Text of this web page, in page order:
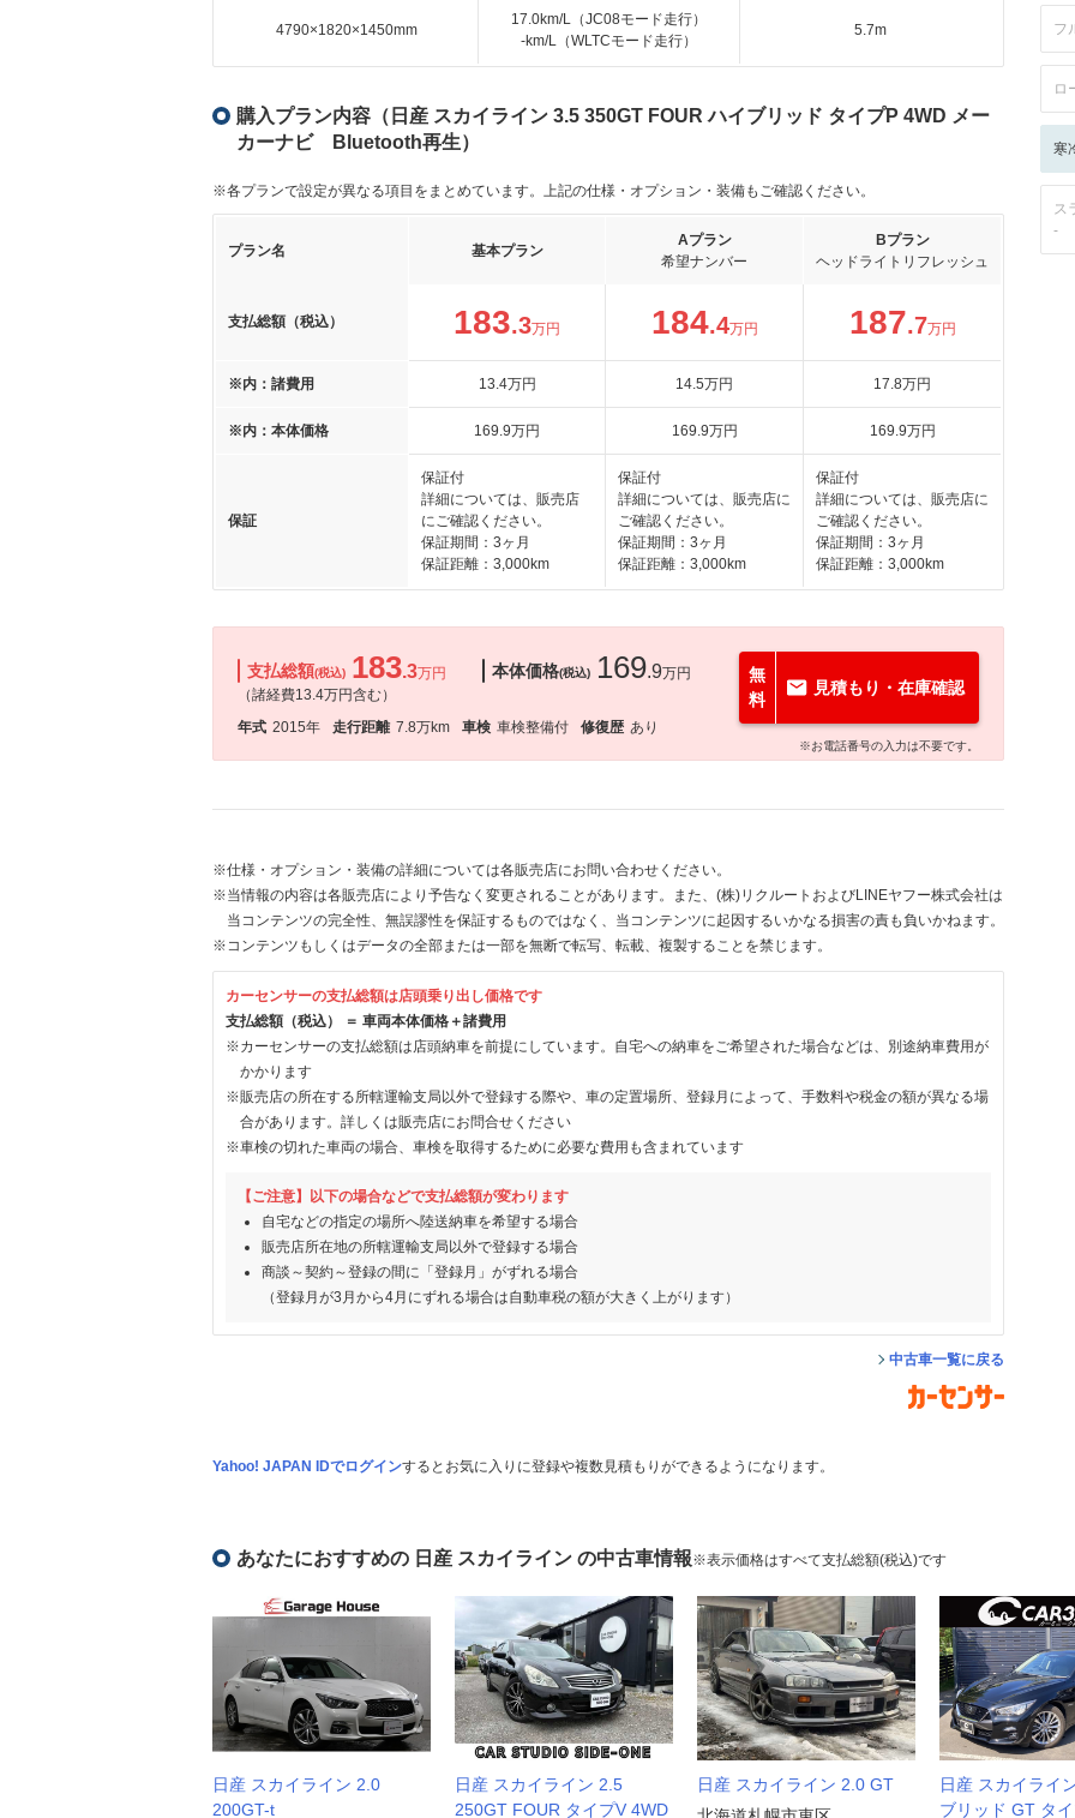
4790×1820×1450mm
17.0km/L（JC08モード走行）
-km/L（WLTCモード走行）
5.7m
購入プラン内容（日産 スカイライン 3.5 350GT FOUR ハイブリッド タイプP 4WD メー
カーナビ Bluetooth再生）
※各プランで設定が異なる項目をまとめています。上記の仕様・オプション・装備もご確認ください。
プラン名 基本プラン
Aプラン
希望ナンバー
Bプラン
ヘッドライトリフレッシュ
支払総額（税込） 183.3万円 184.4万円 187.7万円
※内：諸費用 13.4万円 14.5万円 17.8万円
※内：本体価格 169.9万円 169.9万円 169.9万円
保証
保証付
詳細については、販売店
にご確認ください。
保証期間：3ヶ月
保証距離：3,000km
保証付
詳細については、販売店に
ご確認ください。
保証期間：3ヶ月
保証距離：3,000km
保証付
詳細については、販売店に
ご確認ください。
保証期間：3ヶ月
保証距離：3,000km
支払総額(税込) 183.3万円
（諸経費13.4万円含む）
本体価格(税込) 169.9万円
年式 2015年 走行距離 7.8万km 車検 車検整備付 修復歴 あり
無
料
見積もり・在庫確認
※お電話番号の入力は不要です。
※仕様・オプション・装備の詳細については各販売店にお問い合わせください。
※当情報の内容は各販売店により予告なく変更されることがあります。また、(株)リクルートおよびLINEヤフー株式会社は
当コンテンツの完全性、無誤謬性を保証するものではなく、当コンテンツに起因するいかなる損害の責も負いかねます。
※コンテンツもしくはデータの全部または一部を無断で転写、転載、複製することを禁じます。
カーセンサーの支払総額は店頭乗り出し価格です
支払総額（税込） ＝ 車両本体価格＋諸費用
※カーセンサーの支払総額は店頭納車を前提にしています。自宅への納車をご希望された場合などは、別途納車費用が
かかります
※販売店の所在する所轄運輸支局以外で登録する際や、車の定置場所、登録月によって、手数料や税金の額が異なる場
合があります。詳しくは販売店にお問合せください
※車検の切れた車両の場合、車検を取得するために必要な費用も含まれています
【ご注意】以下の場合などで支払総額が変わります
自宅などの指定の場所へ陸送納車を希望する場合
販売店所在地の所轄運輸支局以外で登録する場合
商談～契約～登録の間に「登録月」がずれる場合
（登録月が3月から4月にずれる場合は自動車税の額が大きく上がります）
中古車一覧に戻る
Yahoo! JAPAN IDでログインするとお気に入りに登録や複数見積もりができるようになります。
フ
ロ
寒
ス
-
あなたにおすすめの 日産 スカイライン の中古車情報※表示価格はすべて支払総額(税込)です
日産 スカイライン 2.0
200GT-t
日産 スカイライン 2.5
250GT FOUR タイプV 4WD
日産 スカイライン 2.0 GT
日産 スカイライ
ブリッド GT タ